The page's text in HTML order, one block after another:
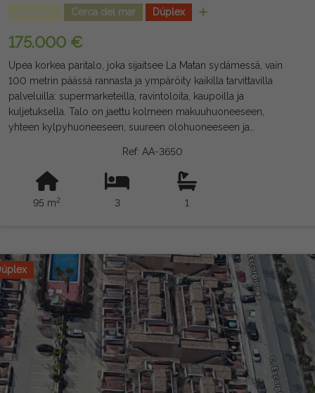
Cerca del mar Dúplex
175.000 €
Upea korkea paritalo, joka sijaitsee La Matan sydämessä, vain
100 metrin päässä rannasta ja ympäröity kaikilla tarvittavilla
palveluilla: supermarketeilla, ravintoloita, kaupoilla ja
kuljetuksella. Talo on jaettu kolmeen makuuhuoneeseen,
yhteen kylpyhuoneeseen, suureen olohuoneeseen ja
merinäkymillä sekä upeaan yksityiseen solarioon, josta voi
myös nauttia näkymistä Välimerelle. Erinomaisen sijaintinsa
ansiosta se on ihanteellinen koti asua ympäri vuoden sekä
lomien nauttimiseen tai sijoituksiin, joilla on suuri vuokra-arvo.
olla virheitä.
Ref: AA-3650
95 m2 3 1